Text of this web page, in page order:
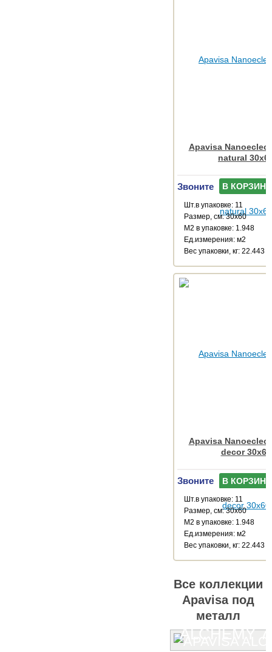
Apavisa
natural
Звоните В КОРЗИНУ
Шт.в упаковке: 11
Размер, см: 30x60
М2 в упаковке: 1.948
Ед.измерения: м2
Веc упаковки, кг: 22.443
Apavisa
decor 30x60
Звоните В КОРЗИНУ
Шт.в упаковке: 11
Размер, см: 30x60
М2 в упаковке: 1.948
Ед.измерения: м2
Веc упаковки, кг: 22.443
Все коллекции
Apavisa под
металл
ALCHEMY